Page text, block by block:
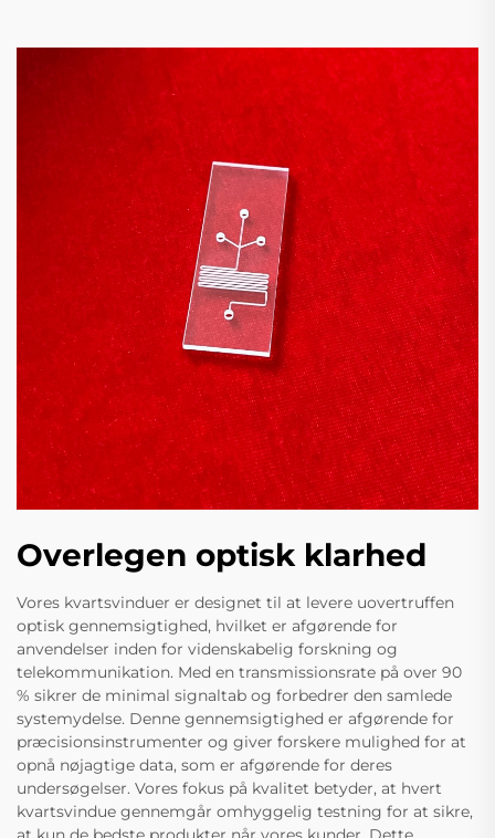
Overlegen optisk klarhed
Vores kvartsvinduer er designet til at levere uovertruffen
optisk gennemsigtighed, hvilket er afgørende for
anvendelser inden for videnskabelig forskning og
telekommunikation. Med en transmissionsrate på over 90
% sikrer de minimal signaltab og forbedrer den samlede
systemydelse. Denne gennemsigtighed er afgørende for
præcisionsinstrumenter og giver forskere mulighed for at
opnå nøjagtige data, som er afgørende for deres
undersøgelser. Vores fokus på kvalitet betyder, at hvert
kvartsvindue gennemgår omhyggelig testning for at sikre,